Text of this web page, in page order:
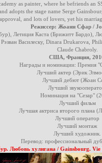
as painter, where he befriends
adopts the stage name Serge
approval, and lots of lovers, yet his
Режиссер: Жоанн Сфар /
Летиция Каста (Брижитт Бардо),
Василеску, Dinara Drukarova,
Claude Chabrolу.
США, Франция,
Награды и номинации: Премия
Лучший актер (Эрик
Лучший дебют (Жоан
Лучший
Номинация на "Сезар"
Лучший фильм
Лучшая актриса второго плана
Лучший оператор
Лучший монтаж
Лучший художник.
Перевод: профессиональный
Любовь хулигана / Gainsbourg.